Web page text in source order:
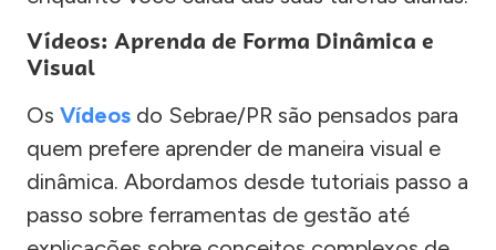
Vídeos: Aprenda de Forma Dinâmica e
Visual
Os Vídeos do Sebrae/PR são pensados para
quem prefere aprender de maneira visual e
dinâmica. Abordamos desde tutoriais passo a
passo sobre ferramentas de gestão até